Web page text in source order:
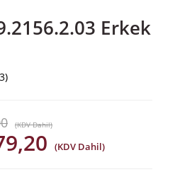
Erkek
(KDV Dahil)
(KDV Dahil)